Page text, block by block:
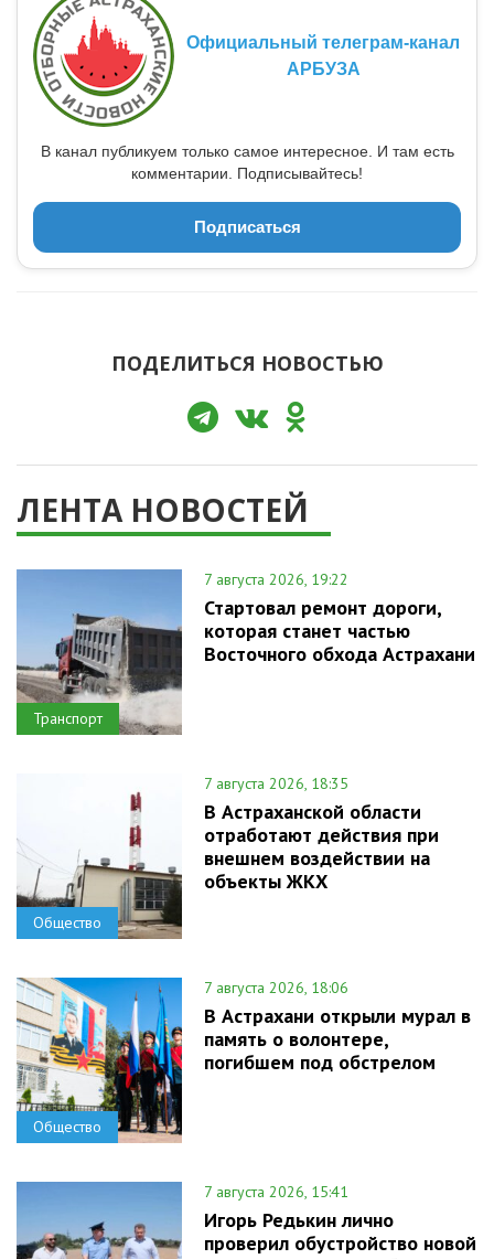
Официальный телеграм-канал
АРБУЗА
В канал публикуем только самое интересное. И там есть
комментарии. Подписывайтесь!
Подписаться
ПОДЕЛИТЬСЯ НОВОСТЬЮ
ЛЕНТА НОВОСТЕЙ
Транспорт
7 августа 2026, 19:22
Стартовал ремонт дороги,
которая станет частью
Восточного обхода Астрахани
Общество
7 августа 2026, 18:35
В Астраханской области
отработают действия при
внешнем воздействии на
объекты ЖКХ
Общество
7 августа 2026, 18:06
В Астрахани открыли мурал в
память о волонтере,
погибшем под обстрелом
7 августа 2026, 15:41
Игорь Редькин лично
проверил обустройство новой